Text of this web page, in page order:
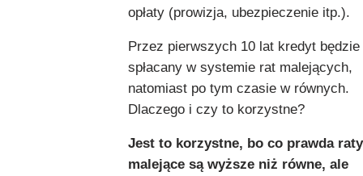
opłaty (prowizja, ubezpieczenie itp.).
Przez pierwszych 10 lat kredyt będzie
spłacany w systemie rat malejących,
natomiast po tym czasie w równych.
Dlaczego i czy to korzystne?
Jest to korzystne, bo co prawda raty
malejące są wyższe niż równe, ale